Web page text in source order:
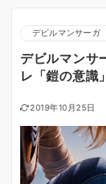
デビルマンサーガ
デビルマンサ
レ「鎧の意識
2019年10月25日